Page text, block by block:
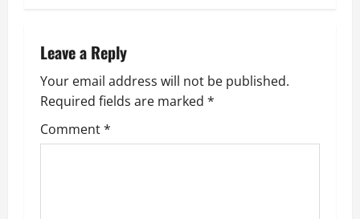
a
v
i
g
Leave a Reply
Your email address will not be published.
Required fields are marked *
Comment*